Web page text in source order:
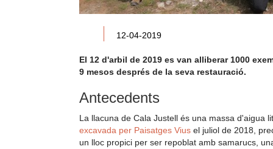
12-04-2019
El 12 d'arbil de 2019 es van alliberar 1000
9 mesos després de la seva restauració.
Antecedents
La llacuna de Cala Justell és una massa d'aigua
excavada per Paisatges Vius el juliol de 2018,
un lloc propici per ser repoblat amb samarucs,